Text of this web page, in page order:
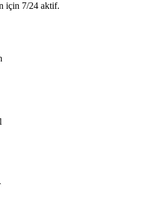
için 7/24 aktif.